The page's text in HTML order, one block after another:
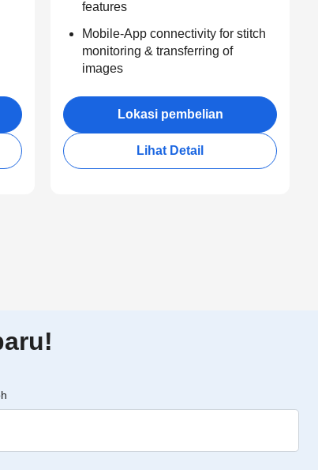
features
Mobile-App connectivity for stitch
monitoring & transferring of
images
Lokasi pembelian
Lihat Detail